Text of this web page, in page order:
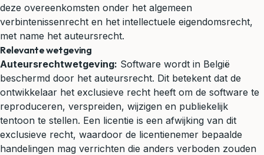
deze overeenkomsten onder het algemeen
verbintenissenrecht en het intellectuele eigendomsrecht,
met name het auteursrecht.
Relevante wetgeving
Auteursrechtwetgeving: Software wordt in België
beschermd door het auteursrecht. Dit betekent dat de
ontwikkelaar het exclusieve recht heeft om de software te
reproduceren, verspreiden, wijzigen en publiekelijk
tentoon te stellen. Een licentie is een afwijking van dit
exclusieve recht, waardoor de licentienemer bepaalde
handelingen mag verrichten die anders verboden zouden